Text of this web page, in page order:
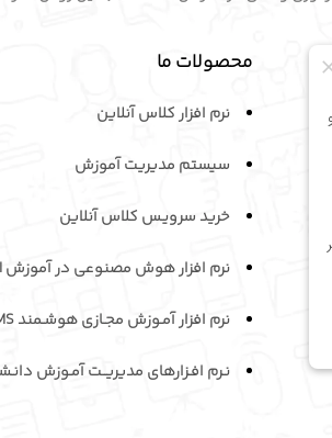
محصولات ما
نرم افزار کلاس آنلاین
سیستم مدیریت آموزش
خرید سرویـس کلاس آنلاین
نرم افزار هوش مصنوعی در آموزش AI
نرم افزار آمـوزش مجـازی هوشـمند LMS
نـرم افـزارهای مدیریــت آمـوزش